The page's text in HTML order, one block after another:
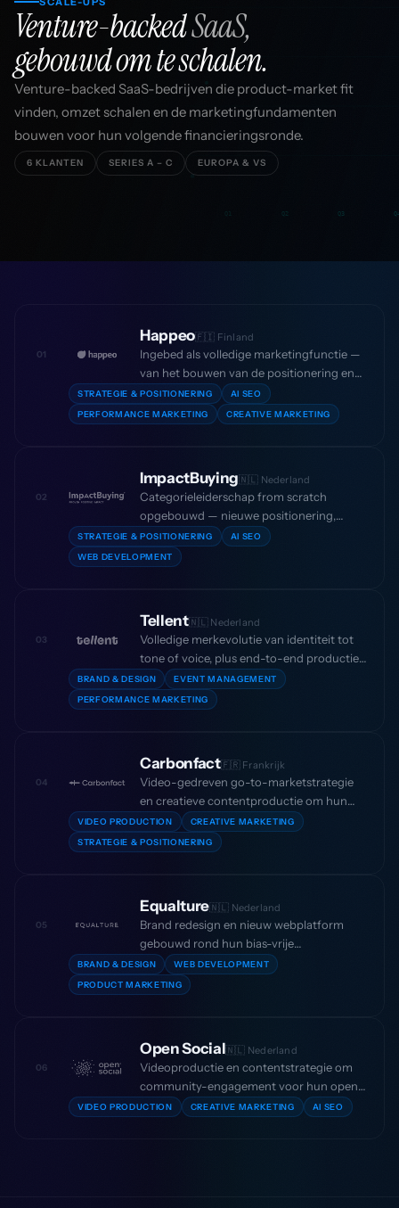
Q2 Q3
Venture-backedSaaS,
gebouwd om te schalen.
Venture-backed SaaS-bedrijven die product-market fit
vinden, omzet schalen en de marketingfundamenten
bouwen voor hun volgende financieringsronde.
6 KLANTEN SERIES A – C EUROPA & VS
01
Happeo🇫🇮 Finland
Ingebed als volledige marketingfunctie —
van het bouwen van de positionering en
het lanceren van AI SEO-infrastructuur tot
het draaien van paid campaigns, vanaf de
eerste product-market fit tot een
STRATEGIE & POSITIONERING AI SEO
PERFORMANCE MARKETING CREATIVE MARKETING
02
ImpactBuying 🇳🇱 Nederland
Categorieleiderschap from scratch
opgebouwd — nieuwe positionering,
volledige website-redesign en een AI SEO-
systeem dat maand na maand opstapelde,
met 400% YoY-omzetgroei en een
STRATEGIE & POSITIONERING AI SEO
WEB DEVELOPMENT
03
Tellent🇳🇱 Nederland
Volledige merkevolutie van identiteit tot
tone of voice, plus end-to-end productie
van hun flagship user conference — 500+
deelnemers, 20+ sprekers — samen met
paid campaigns die 250+ gekwalificeerde
BRAND & DESIGN EVENT MANAGEMENT
PERFORMANCE MARKETING
04
Carbonfact🇫🇷 Frankrijk
Video-gedreven go-to-marketstrategie
en creatieve contentproductie om hun
sustainability analytics-platform te
verankeren in de Europese markt en een
stijging van 150% in demoaanvragen te
VIDEO PRODUCTION CREATIVE MARKETING
STRATEGIE & POSITIONERING
05
Equalture🇳🇱 Nederland
Brand redesign en nieuw webplatform
gebouwd rond hun bias-vrije
hiringproduct, met een heldere
positionering in de competitieve HR-
techmarkt en een stijging van 180% in
BRAND & DESIGN WEB DEVELOPMENT
PRODUCT MARKETING
06
Open Social🇳🇱 Nederland
Videoproductie en contentstrategie om
community-engagement voor hun open-
sourceplatform te laten groeien —
VIDEO PRODUCTION CREATIVE MARKETING AI SEO